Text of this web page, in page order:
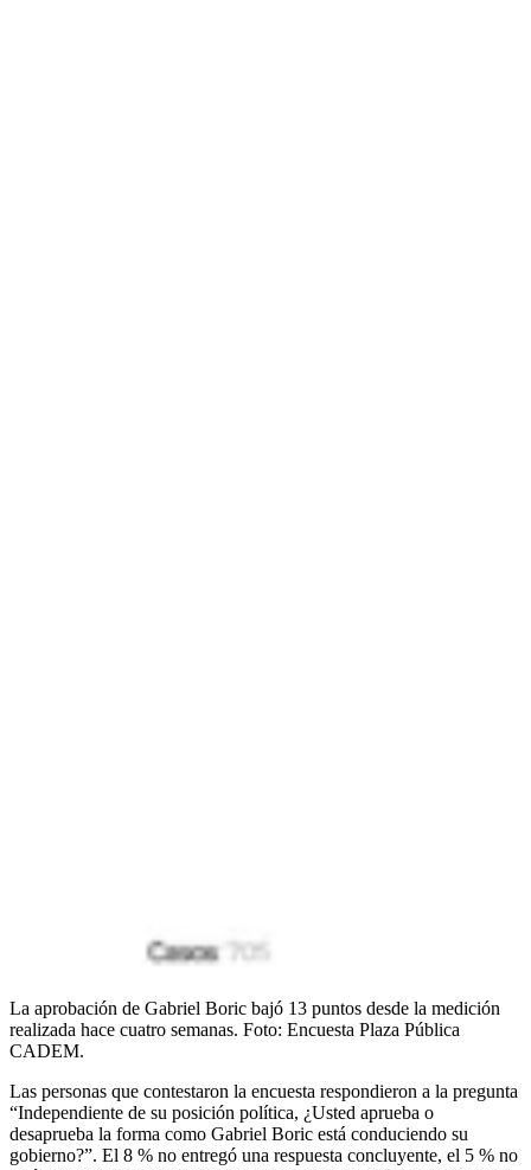
La aprobación de Gabriel Boric bajó 13 puntos desde la medición
realizada hace cuatro semanas. Foto: Encuesta Plaza Pública
CADEM.
Las personas que contestaron la encuesta respondieron a la pregunta
“Independiente de su posición política, ¿Usted aprueba o
desaprueba la forma como Gabriel Boric está conduciendo su
gobierno?”. El 8 % no entregó una respuesta concluyente, el 5 % no